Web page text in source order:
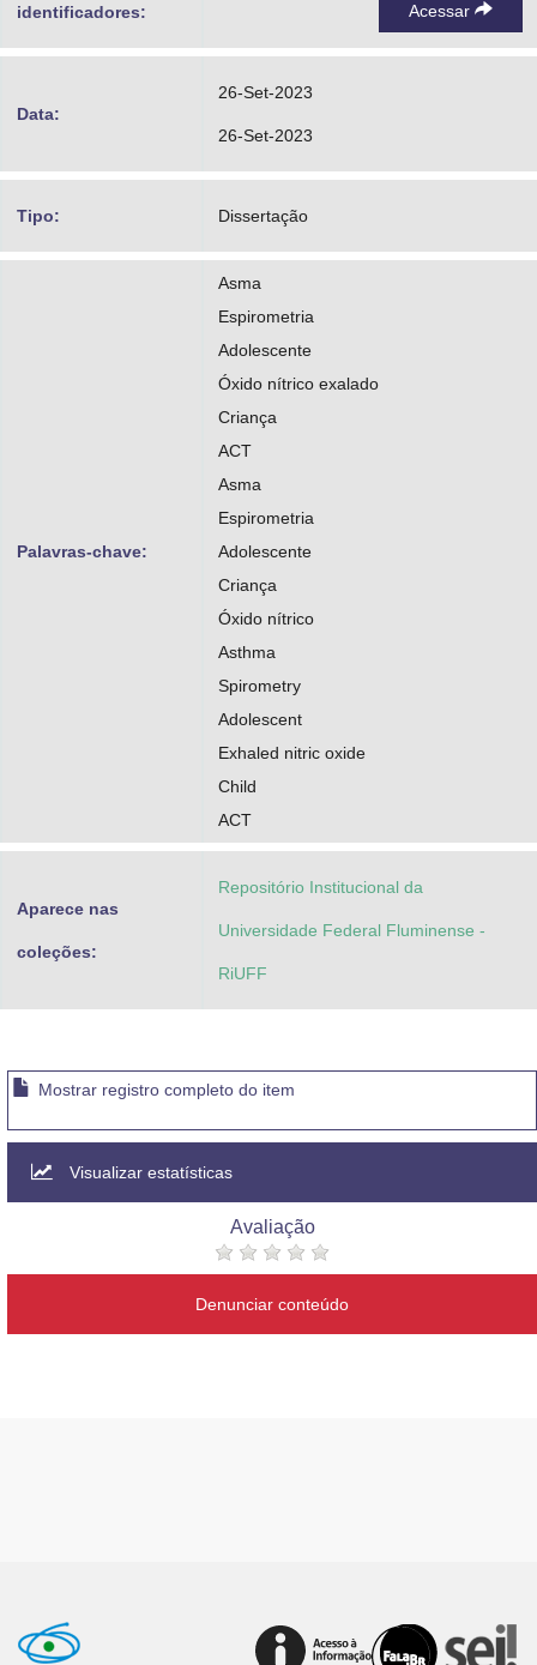
http://lattes.cnpq.br/0481374702577889
identificadores: Acessar
Data:
26-Set-2023
26-Set-2023
Tipo: Dissertação
Palavras-chave:
Asma
Espirometria
Adolescente
Óxido nítrico exalado
Criança
ACT
Asma
Espirometria
Adolescente
Criança
Óxido nítrico
Asthma
Spirometry
Adolescent
Exhaled nitric oxide
Child
ACT
Aparece nas
coleções:
Repositório Institucional da
Universidade Federal Fluminense -
RiUFF
Mostrar registro completo do item
Visualizar estatísticas
Avaliação
Denunciar conteúdo